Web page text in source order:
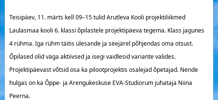
Teisipäev, 11. märts kell 09–15 tulid Arutleva Kooli projektiliikmed
Laulasmaa kooli 6. klassi õpilastele projektipäeva tegema. Klass jagunes
4 rühma. Iga rühm täitis ülesande ja seejärel põhjendas oma otsust.
Õpilased olid väga aktiivsed ja isegi vaidlesid variante valides.
Projektipäevast võtsid osa ka pilootprojektis osalejad õpetajad. Nende
hulgas on ka Õppe- ja Arengukeskuse EVA-Studiorum juhataja Niina
Peerna.